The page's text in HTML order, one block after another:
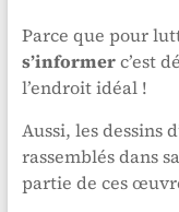
Parce que pour
s’informerc’est
l’endroit idéal !
Aussi, les dessins
rassemblés dans
partie de ces